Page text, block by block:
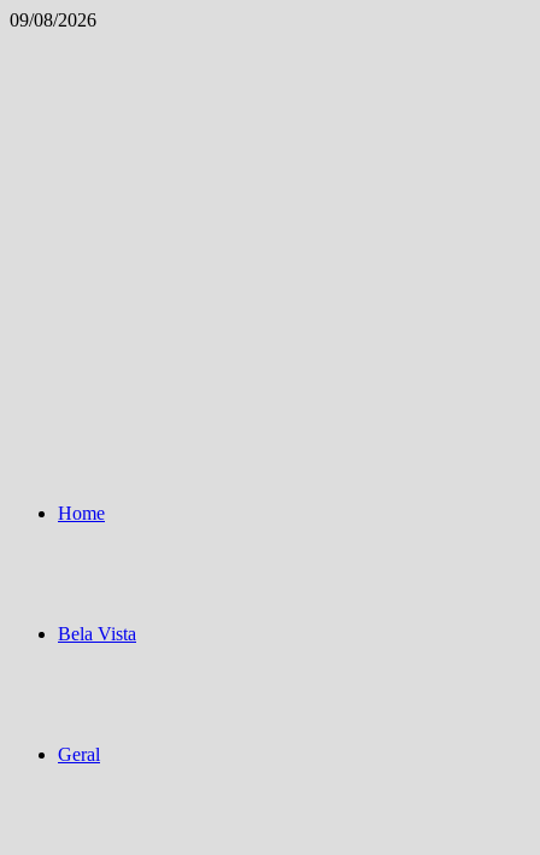
Skip
09/08/2026
Home
Bela Vista
Geral